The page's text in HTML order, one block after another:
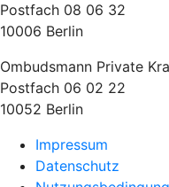
Postfach 08 06 32
10006 Berlin
Ombudsmann Private
Postfach 06 02 22
10052 Berlin
Impressum
Datenschutz